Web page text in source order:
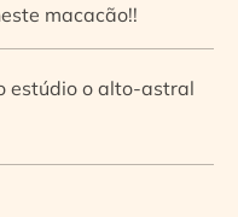
macacão!!
estúdio o alto-astral